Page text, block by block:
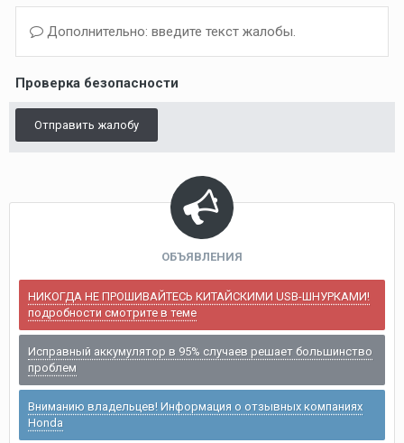
Дополнительно: введите текст жалобы.
Проверка безопасности
Отправить жалобу
ОБЪЯВЛЕНИЯ
НИКОГДА НЕ ПРОШИВАЙТЕСЬ КИТАЙСКИМИ USB-ШНУРКАМИ!
подробности смотрите в теме
Исправный аккумулятор в 95% случаев решает большинство
проблем
Вниманию владельцев! Информация о отзывных компаниях
Honda